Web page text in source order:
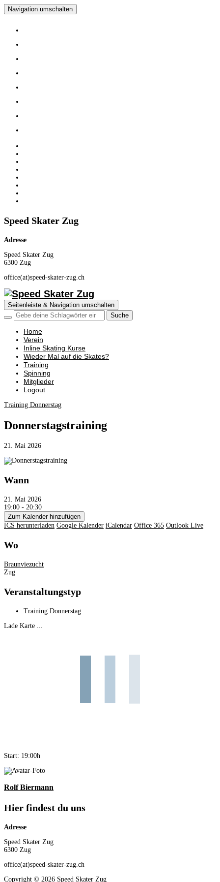
Navigation umschalten
Speed Skater Zug
Adresse
Speed Skater Zug
6300 Zug
office(at)speed-skater-zug.ch
Seitenleiste & Navigation umschalten
Home
Verein
Inline Skating Kurse
Wieder Mal auf die Skates?
Training
Spinning
Mitglieder
Logout
Training Donnerstag
Donnerstagstraining
21. Mai 2026
Wann
21. Mai 2026
19:00 - 20:30
Zum Kalender hinzufügen
ICS herunterladen Google Kalender iCalendar Office 365 Outlook Live
Wo
Braunviezucht
Zug
Veranstaltungstyp
Training Donnerstag
Lade Karte ...
Start: 19:00h
Rolf Biermann
Hier findest du uns
Adresse
Speed Skater Zug
6300 Zug
office(at)speed-skater-zug.ch
Copyright © 2026 Speed Skater Zug